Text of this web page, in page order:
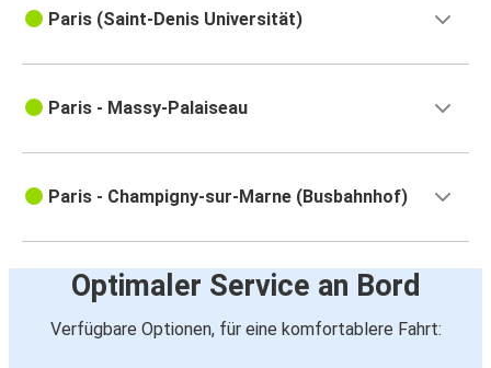
Paris (Saint-Denis Universität)
Paris - Massy-Palaiseau
Paris - Champigny-sur-Marne (Busbahnhof)
Optimaler Service an Bord
Verfügbare Optionen, für eine komfortablere Fahrt: